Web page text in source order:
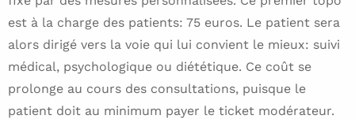
est à la charge des patients: 75 euros. Le patient sera
alors dirigé vers la voie qui lui convient le mieux: suivi
médical, psychologique ou diététique. Ce coût se
prolonge au cours des consultations, puisque le
patient doit au minimum payer le ticket modérateur.